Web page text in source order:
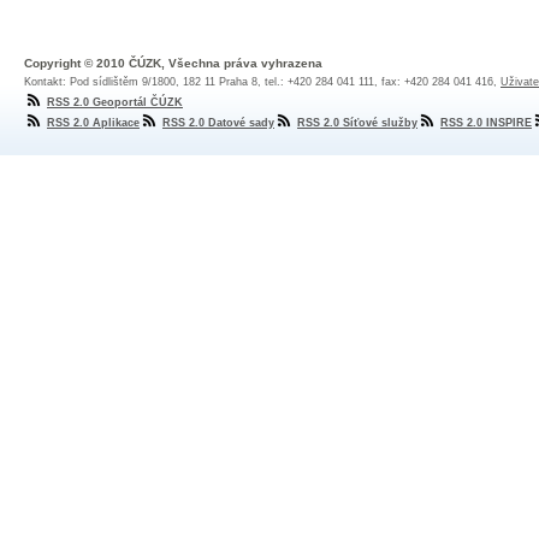
Copyright © 2010 ČÚZK, Všechna práva vyhrazena
Kontakt: Pod sídlištěm 9/1800, 182 11 Praha 8, tel.: +420 284 041 111, fax: +420 284 041 416,
RSS 2.0 Geoportál ČÚZK
RSS 2.0 Aplikace
RSS 2.0 Datové sady RSS 2.0 Síťové služby RSS 2.0 INSPIRE